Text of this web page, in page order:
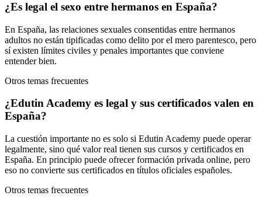
¿Es legal el sexo entre hermanos en España?
En España, las relaciones sexuales consentidas entre hermanos
adultos no están tipificadas como delito por el mero parentesco, pero
sí existen límites civiles y penales importantes que conviene
entender bien.
Otros temas frecuentes
¿Edutin Academy es legal y sus certificados valen en
España?
La cuestión importante no es solo si Edutin Academy puede operar
legalmente, sino qué valor real tienen sus cursos y certificados en
España. En principio puede ofrecer formación privada online, pero
eso no convierte sus certificados en títulos oficiales españoles.
Otros temas frecuentes